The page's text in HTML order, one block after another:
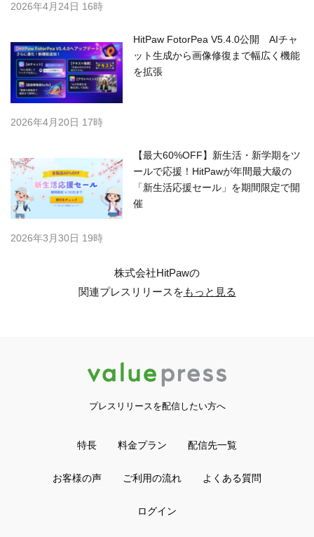
2026年4月24日 16時
HitPaw FotorPea V5.4.0公開 AIチャ
ット生成から画像修復まで幅広く機能
を拡張
2026年4月20日 17時
【最大60%OFF】新生活・新学期をツ
ールで応援！HitPawが年間最大級の
「新生活応援セール」を期間限定で開
催
2026年3月30日 19時
株式会社HitPawの
関連プレスリリースをもっと見る
プレスリリースを配信したい方へ
特長 料金プラン 配信先一覧
お客様の声 ご利用の流れ よくある質問
ログイン